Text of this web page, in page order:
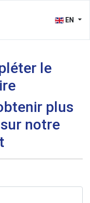
EN
le
plus
notre